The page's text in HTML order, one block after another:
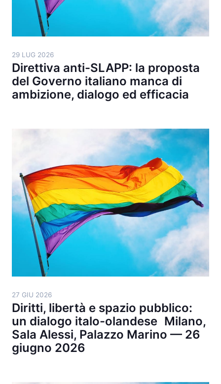
29 LUG 2026
Direttiva anti-SLAPP: la proposta
del Governo italiano manca di
ambizione, dialogo ed efficacia
27 GIU 2026
Diritti, libertà e spazio pubblico:
un dialogo italo-olandese Milano,
Sala Alessi, Palazzo Marino — 26
giugno 2026